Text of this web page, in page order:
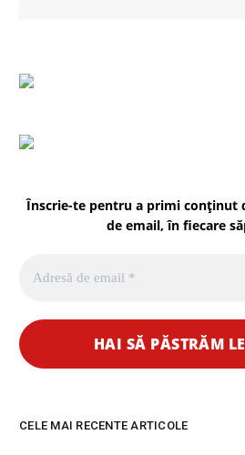
Înscrie-te pentru a primi conținut
de email, în fiecare
CELE MAI RECENTE ARTICOLE